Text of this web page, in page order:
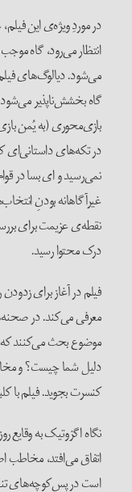
در موردِ ویژه‌ی این
انتظار می‌رود، گاه
می‌شود. دیالوگ‌های
گاه بخشش‌ناپذیر
بازی‌محوری (به یُمن
در تکه‌های
نمی‌رسید و ای بسا در
غیرآگاهانه بودنِ
نقطه‌ی عزیمت برای
درک محتوا رسید.
فیلم در آغاز برای
معرفی می‌کند. در
موضوع بحث می‌کنند
دلیل شما چیست؟ و
کنسرت بجوید. فیلم با
نگاه اگزوتیک به
اتفاق می‌افتد، مخاطب
است در پس‌کوچه‌های